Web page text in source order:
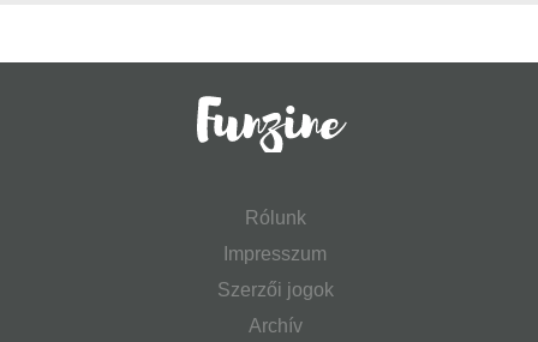
Rólunk
Impresszum
Szerzői jogok
Archív